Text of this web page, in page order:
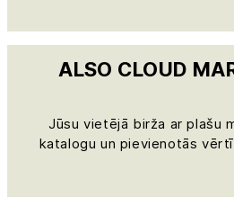
ALSO CLOUD
Jūsu vietējā birža ar plašu
katalogu un pievienotās